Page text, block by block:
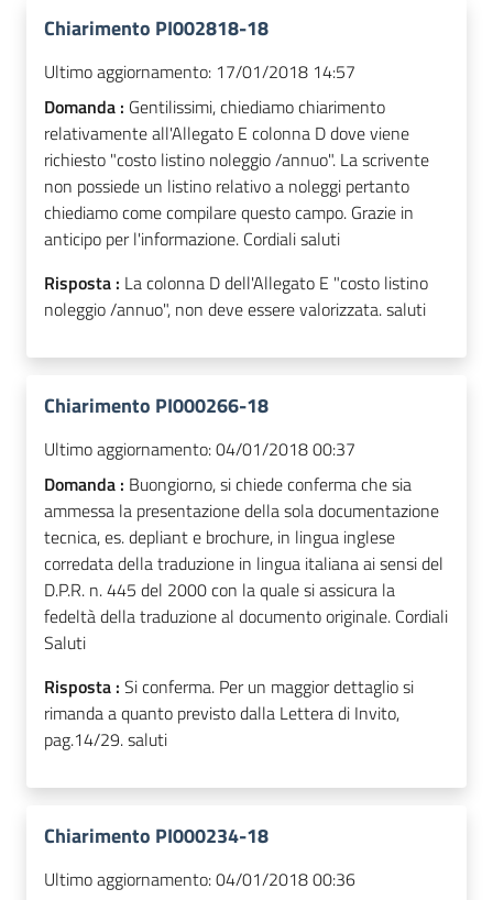
Chiarimento PI002818-18
Ultimo aggiornamento: 17/01/2018 14:57
Domanda : Gentilissimi, chiediamo chiarimento
relativamente all'Allegato E colonna D dove viene
richiesto "costo listino noleggio /annuo". La scrivente
non possiede un listino relativo a noleggi pertanto
chiediamo come compilare questo campo. Grazie in
anticipo per l'informazione. Cordiali saluti
Risposta : La colonna D dell'Allegato E "costo listino
noleggio /annuo", non deve essere valorizzata. saluti
Chiarimento PI000266-18
Ultimo aggiornamento:04/01/2018 00:37
Domanda : Buongiorno, si chiede conferma che sia
ammessa la presentazione della sola documentazione
tecnica, es. depliant e brochure, in lingua inglese
corredata della traduzione in lingua italiana ai sensi del
D.P.R. n. 445 del 2000 con la quale si assicura la
fedeltà della traduzione al documento originale. Cordiali
Saluti
Risposta : Si conferma. Per un maggior dettaglio si
rimanda a quanto previsto dalla Lettera di Invito,
pag.14/29. saluti
Chiarimento PI000234-18
Ultimo aggiornamento:04/01/2018 00:36